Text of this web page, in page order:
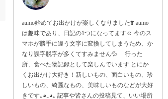
aumo始めてお出かけが楽しくなりました❣️ aumo
は趣味であり、日記の1つになってます☺️ 今のス
マホが勝手に違う文字に変換してしまうため、か
なり誤字脱字が多くてすみません💦 行った
所、食べた物記録として楽しんでいます とにか
くお出かけ大好き！新しいもの、面白いもの、珍
しいもの、綺麗なもの、美味しいものなどが大好
きです｡◕‿◕｡ 記事や皆さんの投稿見て、いい場所